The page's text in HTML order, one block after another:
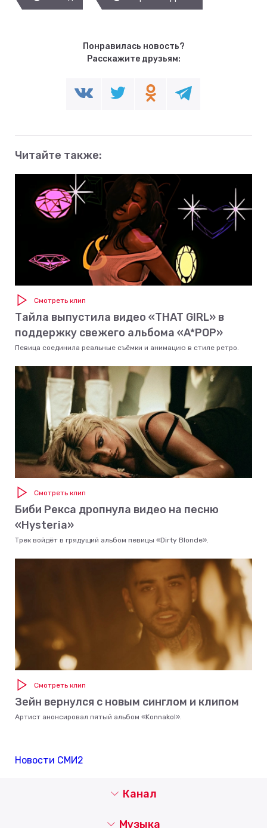
Понравилась новость?
Расскажите друзьям:
Читайте также:
Смотреть клип
Тайла выпустила видео «THAT GIRL» в
поддержку свежего альбома «A*POP»
Певица соединила реальные съёмки и анимацию в стиле ретро.
Смотреть клип
Биби Рекса дропнула видео на песню
«Hysteria»
Трек войдёт в грядущий альбом певицы «Dirty Blonde».
Смотреть клип
Зейн вернулся с новым синглом и клипом
Артист анонсировал пятый альбом «Konnakol».
Новости СМИ2
Канал
Музыка